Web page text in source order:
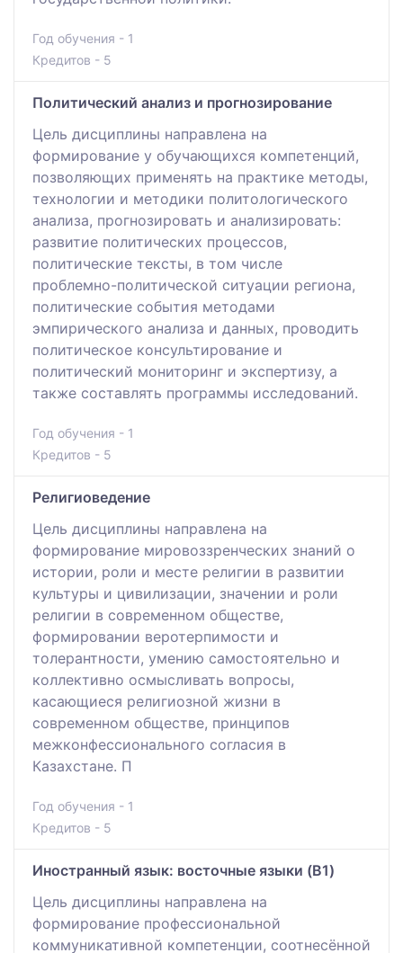
Год обучения - 1
Кредитов - 5
Политический анализ и прогнозирование
Цель дисциплины направлена на
формирование у обучающихся компетенций,
позволяющих применять на практике методы,
технологии и методики политологического
анализа, прогнозировать и анализировать:
развитие политических процессов,
политические тексты, в том числе
проблемно-политической ситуации региона,
политические события методами
эмпирического анализа и данных, проводить
политическое консультирование и
политический мониторинг и экспертизу, а
также составлять программы исследований.
Год обучения - 1
Кредитов - 5
Религиоведение
Цель дисциплины направлена на
формирование мировоззренческих знаний о
истории, роли и месте религии в развитии
культуры и цивилизации, значении и роли
религии в современном обществе,
формировании веротерпимости и
толерантности, умению самостоятельно и
коллективно осмысливать вопросы,
касающиеся религиозной жизни в
современном обществе, принципов
межконфессионального согласия в
Казахстане. П
Год обучения - 1
Кредитов - 5
Иностранный язык: восточные языки (B1)
Цель дисциплины направлена на
формирование профессиональной
коммуникативной компетенции, соотнесённой